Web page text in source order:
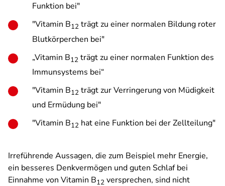
Funktion bei"
"Vitamin B12 trägt zu einer normalen Bildung roter
Blutkörperchen bei"
„Vitamin B12 trägt zu einer normalen Funktion des
Immunsystems bei“
"Vitamin B12 trägt zur Verringerung von Müdigkeit
und Ermüdung bei"
"Vitamin B12 hat eine Funktion bei der Zellteilung"
Irreführende Aussagen, die zum Beispiel mehr Energie,
ein besseres Denkvermögen und guten Schlaf bei
Einnahme von Vitamin B12 versprechen, sind nicht